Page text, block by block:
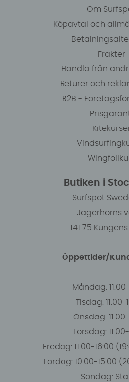
Om
Köpavtal och
Frakter
Handla från
Returer och
B2B -
Butiken i
Surfspot
Jägerhorns
141 75
Öppettider/
Måndag:
Tisdag: 11.00-
Onsdag:
Torsdag:
Fredag: 11.00-16:00
Lördag: 10.00-15.00
Söndag: